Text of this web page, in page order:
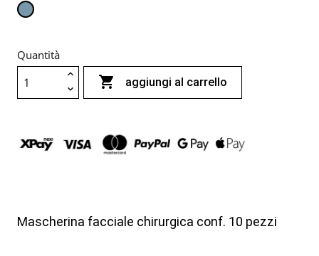
Azzurro
Quantità
 aggiungi al carrello
Mascherina facciale chirurgica conf. 10 pezzi